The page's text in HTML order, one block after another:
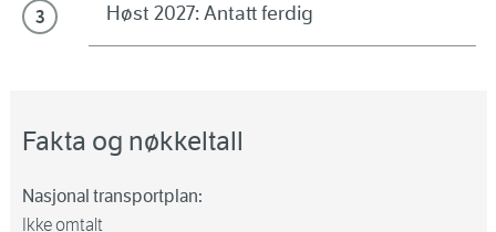
Høst 2027: Antatt ferdig
Fakta og nøkkeltall
Nasjonal transportplan:
Ikke omtalt